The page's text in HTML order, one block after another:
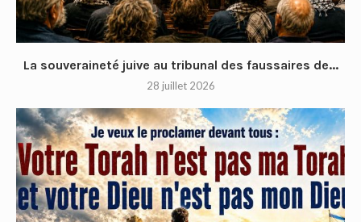
La souveraineté juive au tribunal des faussaires de...
28 juillet 2026